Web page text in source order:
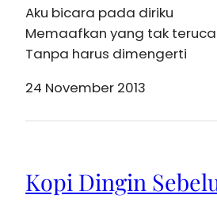
Aku bicara pada diriku
Memaafkan yang tak
Tanpa harus dimengerti
24 November 2013
Kopi Dingin